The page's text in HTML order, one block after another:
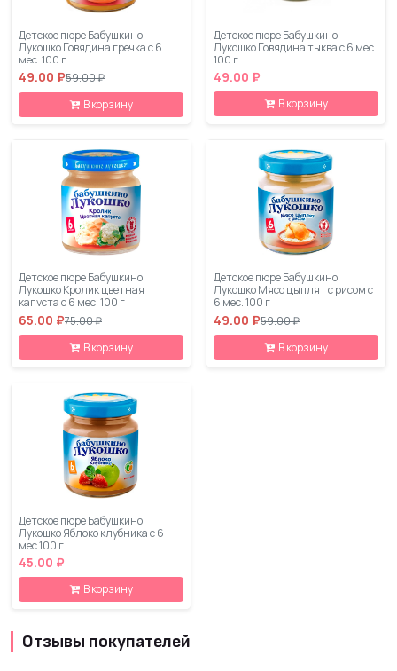
Детское пюре Бабушкино
Лукошко Говядина гречка с 6
мес. 100 г
49.00 ₽59.00 ₽
В корзину
Детское пюре Бабушкино
Лукошко Говядина тыква с 6 мес.
100 г
49.00 ₽
В корзину
Детское пюре Бабушкино
Лукошко Кролик цветная
капуста с 6 мес. 100 г
65.00 ₽75.00 ₽
В корзину
Детское пюре Бабушкино
Лукошко Мясо цыплят с рисом с
6 мес. 100 г
49.00 ₽59.00 ₽
В корзину
Детское пюре Бабушкино
Лукошко Яблоко клубника с 6
мес 100 г
45.00 ₽
В корзину
Отзывы покупателей